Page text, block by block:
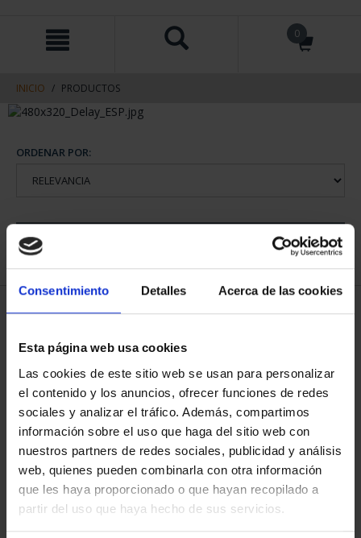
Consentimiento Detalles Acerca de las cookies
Esta página web usa cookies
Las cookies de este sitio web se usan para personalizar
el contenido y los anuncios, ofrecer funciones de redes
sociales y analizar el tráfico. Además, compartimos
información sobre el uso que haga del sitio web con
nuestros partners de redes sociales, publicidad y análisis
web, quienes pueden combinarla con otra información
que les haya proporcionado o que hayan recopilado a
partir del uso que haya hecho de sus servicios.
contenido
navegacin
0
INICIO PRODUCTOS
ORDENAR POR:
1 Productos encontrados